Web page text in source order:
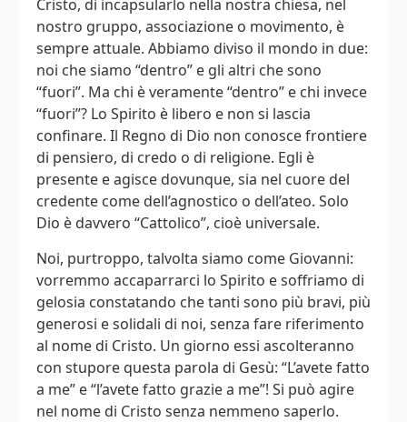
Cristo, di incapsularlo nella nostra chiesa, nel
nostro gruppo, associazione o movimento, è
sempre attuale. Abbiamo diviso il mondo in due:
noi che siamo “dentro” e gli altri che sono
“fuori”. Ma chi è veramente “dentro” e chi invece
“fuori”? Lo Spirito è libero e non si lascia
confinare. Il Regno di Dio non conosce frontiere
di pensiero, di credo o di religione. Egli è
presente e agisce dovunque, sia nel cuore del
credente come dell’agnostico o dell’ateo. Solo
Dio è davvero “Cattolico”, cioè universale.
Noi, purtroppo, talvolta siamo come Giovanni:
vorremmo accaparrarci lo Spirito e soffriamo di
gelosia constatando che tanti sono più bravi, più
generosi e solidali di noi, senza fare riferimento
al nome di Cristo. Un giorno essi ascolteranno
con stupore questa parola di Gesù: “L’avete fatto
a me” e “l’avete fatto grazie a me”! Si può agire
nel nome di Cristo senza nemmeno saperlo.